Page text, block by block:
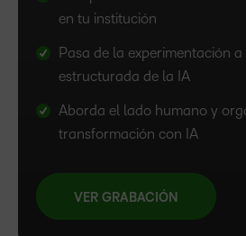
en tu institución
Pasa de la experimentación
estructurada de la IA
Aborda el lado humano y
transformación con IA
VER GRABACIÓN​